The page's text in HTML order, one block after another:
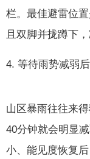
栏。最佳避雷位
且双脚并拢蹲下
4. 等待雨势减弱
山区暴雨往往来
40分钟就会明显
小、能见度恢复